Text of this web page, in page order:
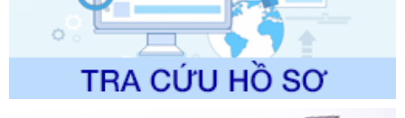
Tên: Quyết định công bố Danh mục thủ tục hành chính
được sửa đổi, bổ sung và phê duyệt Quy trình nội bộ, quy
trình điện tử giải quyết thủ tục hành chính trong lĩnh vực Du
lịch thuộc phạm vi chức năng quản lý của Sở Văn hóa, Thể
thao và Du lịch
Ngày ban hành: 01/06/2026